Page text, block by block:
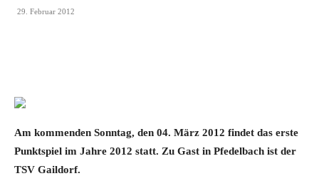
29. Februar 2012
Am kommenden Sonntag, den 04. März 2012 findet das erste
Punktspiel im Jahre 2012 statt. Zu Gast in Pfedelbach ist der
TSV Gaildorf.